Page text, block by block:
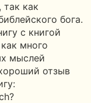
как
бога.
с книгой
много
мыслей
отзыв